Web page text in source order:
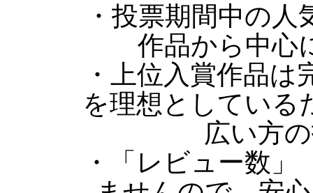
・投票期間中の
作品から中心
・上位入賞作品
を理想としている
広い方
・「レビュー数